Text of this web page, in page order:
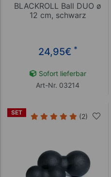
BLACKROLL Ball DUO ø
12 cm, schwarz
24,95€ *
Sofort lieferbar
Art-Nr. 03214
SET (2)